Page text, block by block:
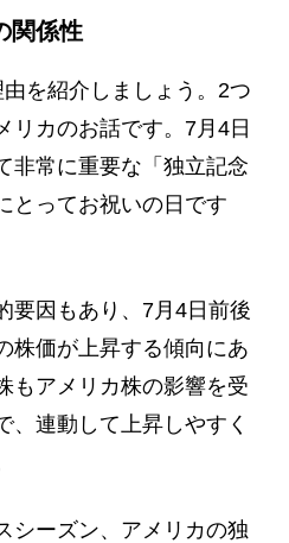
関係性
を紹介しましょう。2つ
リカのお話です。7月4日
非常に重要な「独立記念
とってお祝いの日です
因もあり、7月4日前後
株価が上昇する傾向にあ
もアメリカ株の影響を受
、連動して上昇しやすく
ーズン、アメリカの独